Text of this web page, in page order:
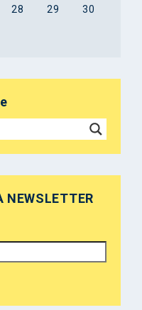
28 29
30
NEWSLETTER